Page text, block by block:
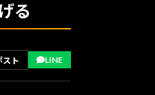
る
スト LINE